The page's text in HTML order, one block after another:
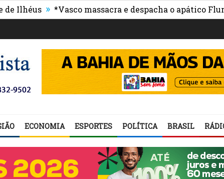
» *Vasco massacra e despacha o apático
ECONOMIA ESPORTES POLÍTICA BRASIL